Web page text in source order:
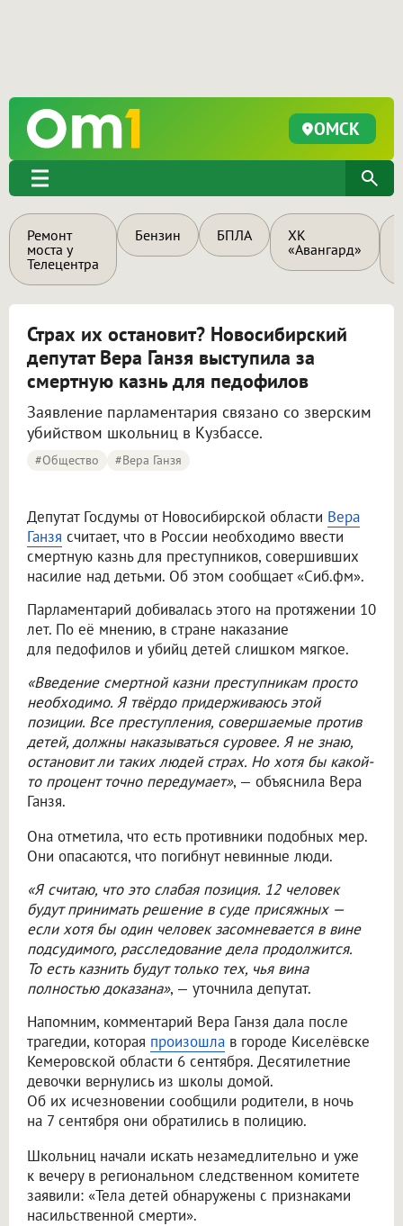
ОМСК
Ремонт
моста у
Телецентра
Бензин БПЛА
ХК
«Авангард»
Страх их остановит? Новосибирский
депутат Вера Ганзя выступила за
смертную казнь для педофилов
Заявление парламентария связано со зверским
убийством школьниц в Кузбассе.
#Общество #Вера Ганзя
Депутат Госдумы от Новосибирской области Вера
Ганзя считает, что в России необходимо ввести
смертную казнь для преступников, совершивших
насилие над детьми. Об этом сообщает «Сиб.фм».
Парламентарий добивалась этого на протяжении 10
лет. По её мнению, в стране наказание
для педофилов и убийц детей слишком мягкое.
«Введение смертной казни преступникам просто
необходимо. Я твёрдо придерживаюсь этой
позиции. Все преступления, совершаемые против
детей, должны наказываться суровее. Я не знаю,
остановит ли таких людей страх. Но хотя бы какой-
то процент точно передумает», — объяснила Вера
Ганзя.
Она отметила, что есть противники подобных мер.
Они опасаются, что погибнут невинные люди.
«Я считаю, что это слабая позиция. 12 человек
будут принимать решение в суде присяжных —
если хотя бы один человек засомневается в вине
подсудимого, расследование дела продолжится.
То есть казнить будут только тех, чья вина
полностью доказана», — уточнила депутат.
Напомним, комментарий Вера Ганзя дала после
трагедии, которая произошла в городе Киселёвске
Кемеровской области 6 сентября. Десятилетние
девочки вернулись из школы домой.
Об их исчезновении сообщили родители, в ночь
на 7 сентября они обратились в полицию.
Школьниц начали искать незамедлительно и уже
к вечеру в региональном следственном комитете
заявили: «Тела детей обнаружены с признаками
насильственной смерти».